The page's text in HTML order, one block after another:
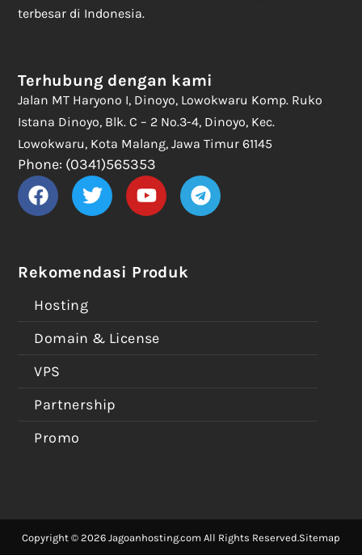
terbesar di Indonesia.
Rekomendasi Produk
Hosting
Domain & License
VPS
Partnership
Promo
Terhubung dengan kami
Jalan MT Haryono I, Dinoyo, Lowokwaru Komp. Ruko
Istana Dinoyo, Blk. C – 2 No.3-4, Dinoyo, Kec.
Lowokwaru, Kota Malang, Jawa Timur 61145
Phone: (0341)565353
Copyright © 2026 Jagoanhosting.com All Rights Reserved.Sitemap